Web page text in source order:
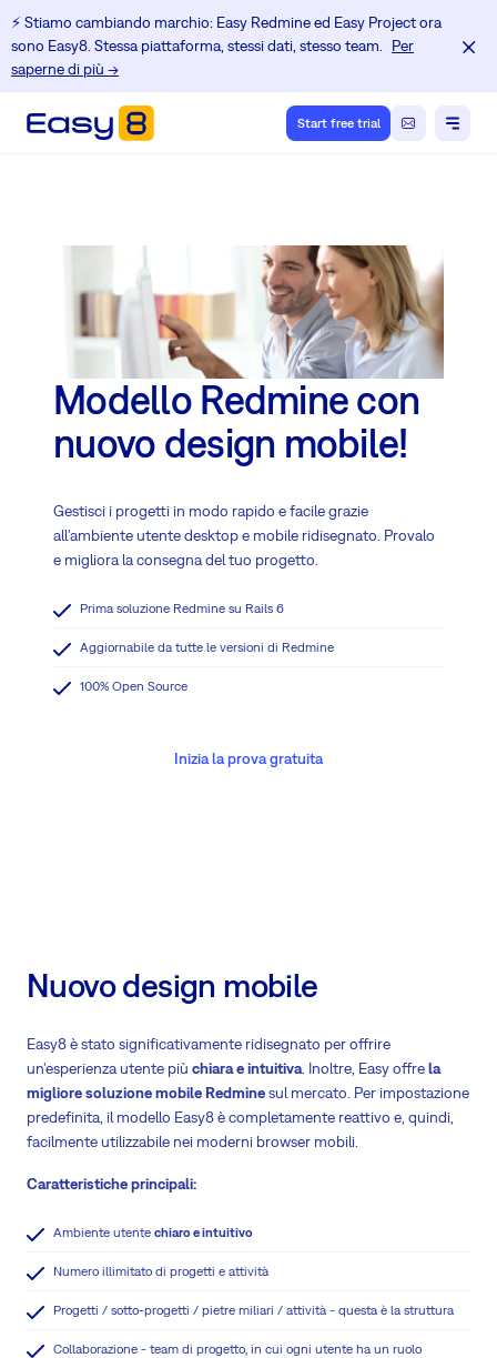
⚡️ Stiamo cambiando marchio: Easy Redmine ed Easy Project ora
sono Easy8. Stessa piattaforma, stessi dati, stesso team.
Per
saperne di più →
Start free trial
Modello Redmine con
nuovo design mobile!
Gestisci i progetti in modo rapido e facile grazie
all'ambiente utente desktop e mobile ridisegnato. Provalo
e migliora la consegna del tuo progetto.
Prima soluzione Redmine su Rails 6
Aggiornabile da tutte le versioni di Redmine
100% Open Source
Inizia la prova gratuita
Nuovo design mobile
Easy8 è stato significativamente ridisegnato per offrire
un'esperienza utente più chiara e intuitiva. Inoltre, Easy offrela
migliore soluzione mobile Redminesul mercato. Per impostazione
predefinita, il modello Easy8 è completamente reattivo e, quindi,
facilmente utilizzabile nei moderni browser mobili.
Caratteristiche principali:
Ambiente utente chiaro e intuitivo
Numero illimitato di progetti e attività
Progetti / sotto-progetti / pietre miliari / attività - questa è la struttura
Collaborazione - team di progetto, in cui ogni utente ha un ruolo